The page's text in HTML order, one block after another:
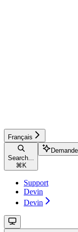
Français
Search...
⌘ K
Support
Devin
Devin